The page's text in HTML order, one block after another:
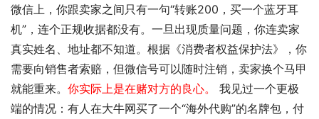
微信上，你跟卖家之间只有一句“转账200，买一个蓝牙耳
机”，连个正规收据都没有。一旦出现质量问题，你连卖家
真实姓名、地址都不知道。根据《消费者权益保护法》，你
需要向销售者索赔，但微信号可以随时注销，卖家换个马甲
就能重来。 你实际上是在赌对方的良心。
我见过一个更极
端的情况：有人在大牛网买了一个“海外代购”的名牌包，付